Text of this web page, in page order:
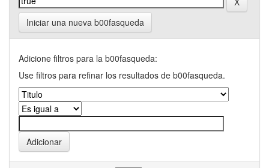
Iniciar una nueva b00fasqueda
Adicione filtros para la b00fasqueda:
Use filtros para refinar los resultados de b00fasqueda.